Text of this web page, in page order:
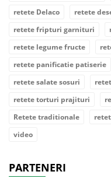
retete Delaco
retete
retete fripturi garnituri
retete legume fructe
retete panificatie patiserie
retete salate sosuri
retete torturi prajituri
Retete traditionale
video
PARTENERI